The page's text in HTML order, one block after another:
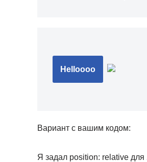
Helloooo
Вариант с вашим кодом:
Я задал position: relative для